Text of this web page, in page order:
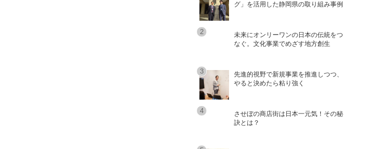
グ」を活用した静岡県の取り組み事例
未来にオンリーワンの日本の伝統をつ
なぐ。文化事業でめざす地方創生
先進的視野で新規事業を推進しつつ、
やると決めたら粘り強く
させぼの商店街は日本一元気！その秘
訣とは？